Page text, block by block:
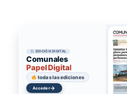
EDICIÓN DIGITAL
Comunales
Papel Digital
todas las ediciones
Acceder→